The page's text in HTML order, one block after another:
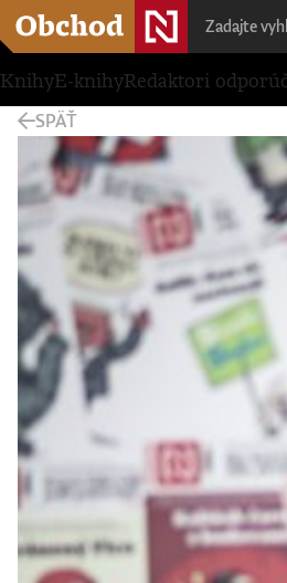
KnihyE-knihyRedaktori
SPÄŤ